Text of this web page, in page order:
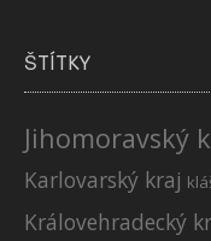
ŠTÍTKY
Jihomoravský
Karlovarský kraj
Královehradecký